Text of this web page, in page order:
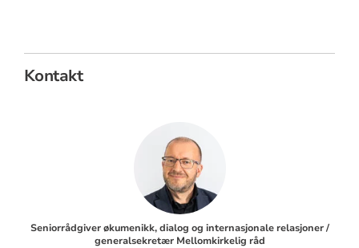
Kontakt
Seniorrådgiver økumenikk, dialog og internasjonale relasjoner /
generalsekretær Mellomkirkelig råd